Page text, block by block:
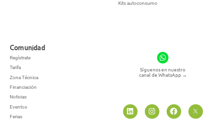
Kits autoconsumo
Comunidad
Regístrate
Tarifa
Zona Técnica
Financiación
Noticias
Eventos
Ferias
Síguenos en nuestro
canal de WhatsApp →